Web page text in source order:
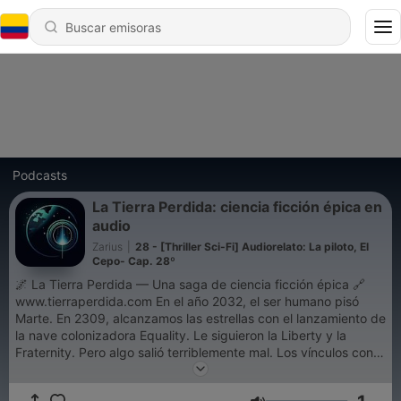
Podcasts
La Tierra Perdida: ciencia ficción épica en
audio
Zarius
28 - [Thriller Sci-Fi] Audiorelato: La piloto, El
Cepo- Cap. 28º
🌌 La Tierra Perdida — Una saga de ciencia ficción épica 🔗
www.tierraperdida.com En el año 2032, el ser humano pisó
Marte. En 2309, alcanzamos las estrellas con el lanzamiento de
la nave colonizadora Equality. Le siguieron la Liberty y la
Fraternity. Pero algo salió terriblemente mal. Los vínculos con
la Tierra se perdieron. Las naves colonizadoras,